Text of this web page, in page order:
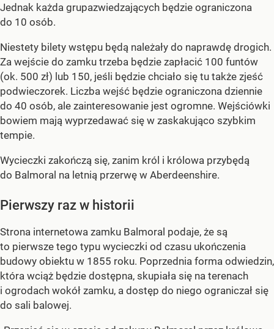
Jednak każda grupazwiedzających będzie ograniczona
do 10 osób.
Niestety bilety wstępu będą należały do naprawdę drogich.
Za wejście do zamku trzeba będzie zapłacić 100 funtów
(ok. 500 zł) lub 150, jeśli będzie chciało się tu także zjeść
podwieczorek. Liczba wejść będzie ograniczona dziennie
do 40 osób, ale zainteresowanie jest ogromne. Wejściówki
bowiem mają wyprzedawać się w zaskakująco szybkim
tempie.
Wycieczki zakończą się, zanim król i królowa przybędą
do Balmoral na letnią przerwę w Aberdeenshire.
Pierwszy raz w historii
Strona internetowa zamku Balmoral podaje, że są
to pierwsze tego typu wycieczki od czasu ukończenia
budowy obiektu w 1855 roku. Poprzednia forma odwiedzin,
która wciąż będzie dostępna, skupiała się na terenach
i ogrodach wokół zamku, a dostęp do niego ograniczał się
do sali balowej.